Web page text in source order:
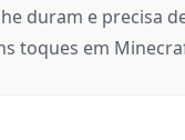
duram e precisa
toques em